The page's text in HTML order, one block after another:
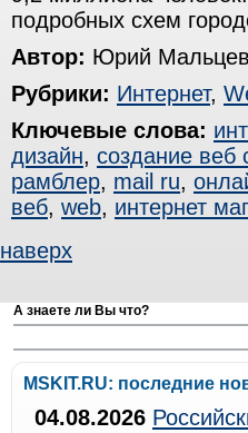
подробных схем
Автор: Юрий
Рубрики: Интернет,
Ключевые слова:
дизайн, создание веб
рамблер, mail ru,
веб, web, интернет
наверх
А знаете ли Вы что?
MSKIT.RU: последние
04.08.2026